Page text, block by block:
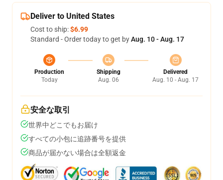
Deliver to United States
Cost to ship:$6.99
Standard - Order today to get byAug. 10 - Aug. 17
Production
Today
Shipping
Aug. 06
Delivered
Aug. 10 - Aug. 17
安全な取引
世界中どこでもお届け
すべての小包に追跡番号を提供
商品が届かない場合は全額返金